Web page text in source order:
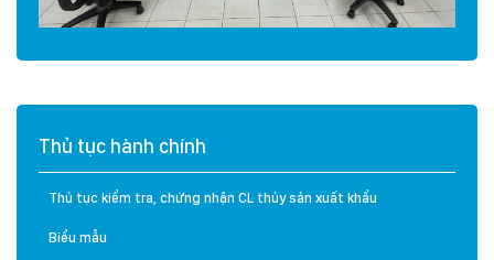
Thủ tục hành chính
Thủ tục kiểm tra, chứng nhận CL thủy sản xuất khẩu
Biểu mẫu